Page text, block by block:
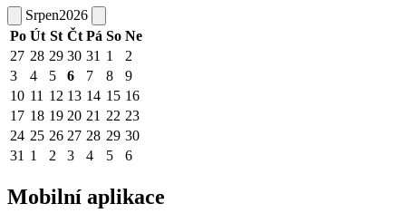
Srpen2026
Po Út St Čt Pá So Ne
27 28 29 30 31 1
2
3
4 5 6 7 8
9
10 11 12 13 14 15 16
17 18 19 20 21 22 23
24 25 26 27 28 29 30
31 1 2 3 4 5 6
Mobilní aplikace